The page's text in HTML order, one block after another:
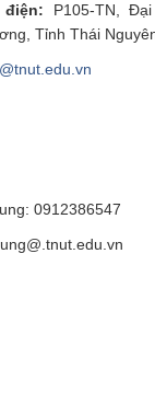
P105-TN,
Tỉnh Thái
0912386547